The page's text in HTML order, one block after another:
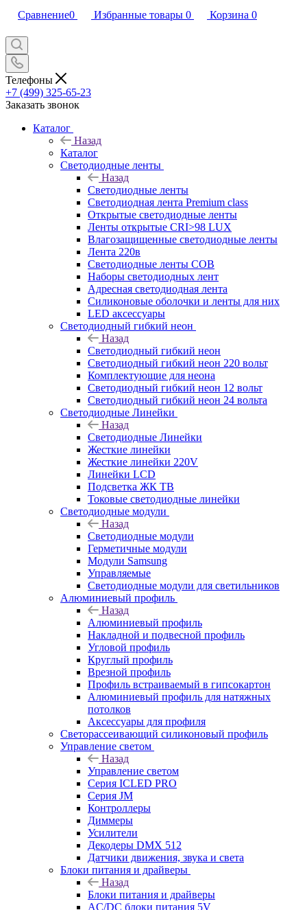
Сравнение0 Избранные товары 0 Корзина 0
Телефоны
+7 (499) 325-65-23
Заказать звонок
Каталог
Назад
Каталог
Светодиодные ленты
Назад
Светодиодные ленты
Светодиодная лента Premium class
Открытые светодиодные ленты
Ленты открытые CRI>98 LUX
Влагозащищенные светодиодные ленты
Лента 220в
Светодиодные ленты COB
Наборы светодиодных лент
Адресная светодиодная лента
Силиконовые оболочки и ленты для них
LED аксессуары
Светодиодный гибкий неон
Назад
Светодиодный гибкий неон
Светодиодный гибкий неон 220 вольт
Комплектующие для неона
Светодиодный гибкий неон 12 вольт
Светодиодный гибкий неон 24 вольта
Светодиодные Линейки
Назад
Светодиодные Линейки
Жесткие линейки
Жесткие линейки 220V
Линейки LCD
Подсветка ЖК ТВ
Токовые светодиодные линейки
Светодиодные модули
Назад
Светодиодные модули
Герметичные модули
Модули Samsung
Управляемые
Светодиодные модули для светильников
Алюминиевый профиль
Назад
Алюминиевый профиль
Накладной и подвесной профиль
Угловой профиль
Круглый профиль
Врезной профиль
Профиль встраиваемый в гипсокартон
Алюминиевый профиль для натяжных
потолков
Аксессуары для профиля
Светорассеивающий силиконовый профиль
Управление светом
Назад
Управление светом
Серия ICLED PRO
Серия JM
Контроллеры
Диммеры
Усилители
Декодеры DMX 512
Датчики движения, звука и света
Блоки питания и драйверы
Назад
Блоки питания и драйверы
AC/DC блоки питания 5V